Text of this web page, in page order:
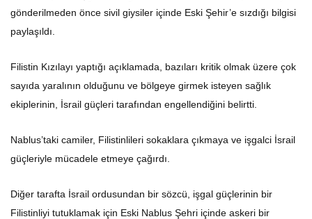
gönderilmeden önce sivil giysiler içinde Eski Şehir’e sızdığı bilgisi
paylaşıldı.
Filistin Kızılayı yaptığı açıklamada, bazıları kritik olmak üzere çok
sayıda yaralının olduğunu ve bölgeye girmek isteyen sağlık
ekiplerinin, İsrail güçleri tarafından engellendiğini belirtti.
Nablus’taki camiler, Filistinlileri sokaklara çıkmaya ve işgalci İsrail
güçleriyle mücadele etmeye çağırdı.
Diğer tarafta İsrail ordusundan bir sözcü, işgal güçlerinin bir
Filistinliyi tutuklamak için Eski Nablus Şehri içinde askeri bir